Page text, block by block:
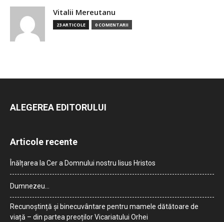
Vitalii Mereutanu
23 ARTICOLE 0 COMENTARII
ALEGEREA EDITORULUI
Articole recente
Înălțarea la Cer a Domnului nostru Iisus Hristos
Dumnezeu…
Recunoștință și binecuvântare pentru mamele dătătoare de
viață – din partea preoților Vicariatului Orhei